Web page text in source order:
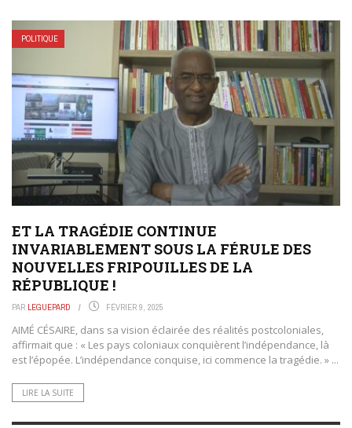
POLITIQUE
ET LA TRAGÉDIE CONTINUE
INVARIABLEMENT SOUS LA FÉRULE DES
NOUVELLES FRIPOUILLES DE LA
RÉPUBLIQUE !
PAR LEGUEPARD FÉVRIER 9, 2025
AIMÉ CÉSAIRE, dans sa vision éclairée des réalités postcoloniales,
affirmait que : « Les pays coloniaux conquièrent l’indépendance, là
est l’épopée. L’indépendance conquise, ici commence la tragédie. » ...
LIRE LA SUITE